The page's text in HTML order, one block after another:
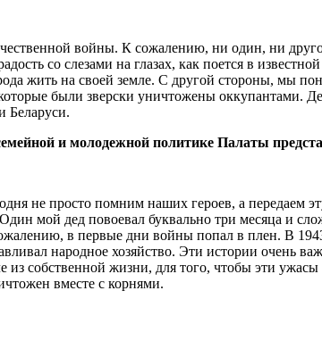
войны. К сожалению, ни один, ни
со слезами на глазах, как поется в
жить на своей земле. С другой стороны, мы
были зверски уничтожены оккупантами.
Беларуси.
и молодежной политике Палаты
не просто помним наших героев, а передаем
мой дед повоевал буквально три месяца и
в первые дни войны попал в плен. В
народное хозяйство. Эти истории очень
собственной жизни, для того, чтобы эти
вместе с корнями.